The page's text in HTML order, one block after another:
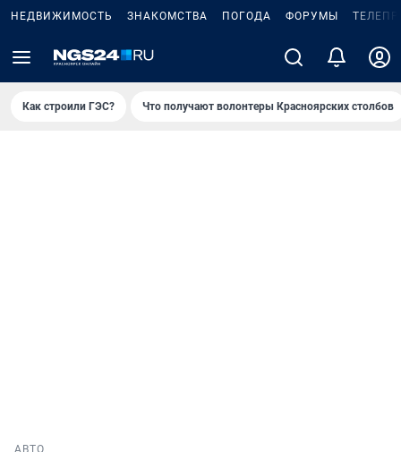
НЕДВИЖИМОСТЬ ЗНАКОМСТВА ПОГОДА ФОРУМЫ
Как строили ГЭС? Что получают волонтеры Красноярских столбов
АВТО